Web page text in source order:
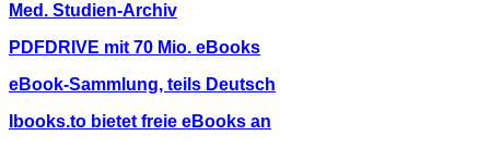
Med. Studien-Archiv
PDFDRIVE mit 70 Mio. eBooks
eBook-Sammlung, teils Deutsch
Ibooks.to bietet freie eBooks an